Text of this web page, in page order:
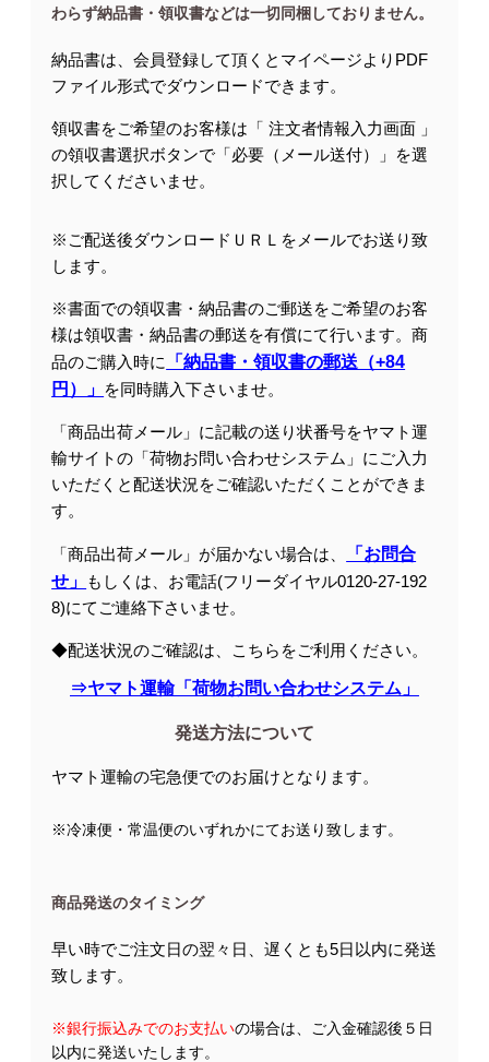
わらず納品書・領収書などは一切同梱しておりません。
納品書は、会員登録して頂くとマイページよりPDF
ファイル形式でダウンロードできます。
領収書をご希望のお客様は「 注文者情報入力画面 」
の領収書選択ボタンで「必要（メール送付）」を選
択してくださいませ。
※ご配送後ダウンロードＵＲＬをメールでお送り致
します。
※書面での領収書・納品書のご郵送をご希望のお客
様は領収書・納品書の郵送を有償にて行います。商
品のご購入時に
「納品書・領収書の郵送（+84
円）」 を同時購入下さいませ。
「商品出荷メール」に記載の送り状番号をヤマト運
輸サイトの「荷物お問い合わせシステム」にご入力
いただくと配送状況をご確認いただくことができま
す。
「商品出荷メール」が届かない場合は、
「お問合
せ」 もしくは、お電話(フリーダイヤル0120-27-192
8)にてご連絡下さいませ。
◆配送状況のご確認は、こちらをご利用ください。
⇒ヤマト運輸「荷物お問い合わせシステム」
発送方法について
ヤマト運輸の宅急便でのお届けとなります。
※冷凍便・常温便のいずれかにてお送り致します。
商品発送のタイミング
早い時でご注文日の翌々日、遅くとも5日以内に発送
致します。
※銀行振込みでのお支払いの場合は、ご入金確認後５日
以内に発送いたします。